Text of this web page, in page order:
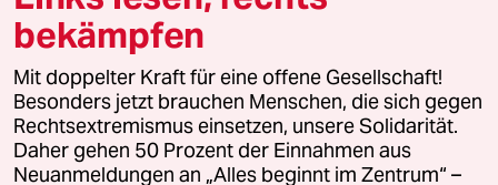
© 2026 taz Verlags und Vertriebs GmbH
Alle Rechte vorbehalten. Bei rechtlichen Fragen oder für Genehmigungen
wenden Sie sich bitte an
lizenzen@taz.de
Feedback Redaktionsstatut Kommune-Richtlinien
bekämpfen
Mit doppelter Kraft für eine offene Gesellschaft!
Besonders jetzt brauchen Menschen, die sich gegen
Rechtsextremismus einsetzen, unsere Solidarität.
Daher gehen 50 Prozent der Einnahmen aus
Neuanmeldungen an „Alles beginnt im Zentrum“ –